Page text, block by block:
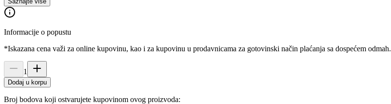
Informacije o popustu
*Iskazana cena važi za online kupovinu, kao i za kupovinu u prodavnicama za gotovinski način plaćanja sa dospećem odmah.
1
Dodaj u korpu
Broj bodova koji ostvarujete kupovinom ovog proizvoda: